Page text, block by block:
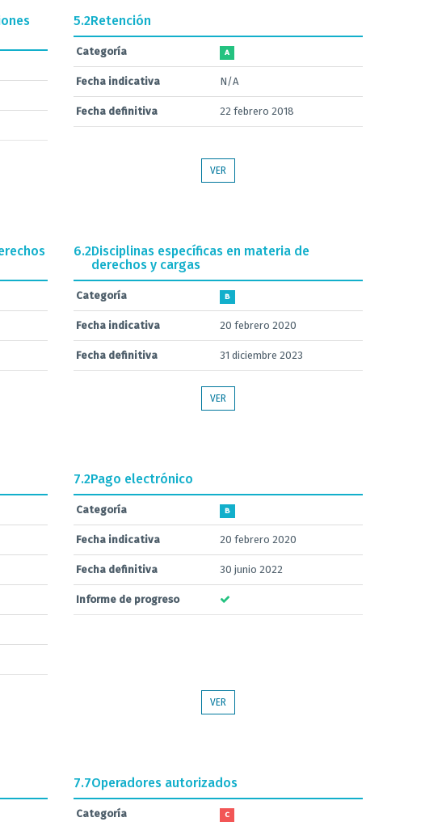
5.2Retención
Categoría A
Fecha indicativa N/A
Fecha definitiva 22 febrero 2018
VER
6.2Disciplinas específicas en materia de
derechos y cargas
Categoría B
Fecha indicativa 20 febrero 2020
Fecha definitiva 31 diciembre 2023
VER
7.2Pago electrónico
Categoría B
Fecha indicativa 20 febrero 2020
Fecha definitiva 30 junio 2022
Informe de progreso
VER
7.7Operadores autorizados
Categoría C